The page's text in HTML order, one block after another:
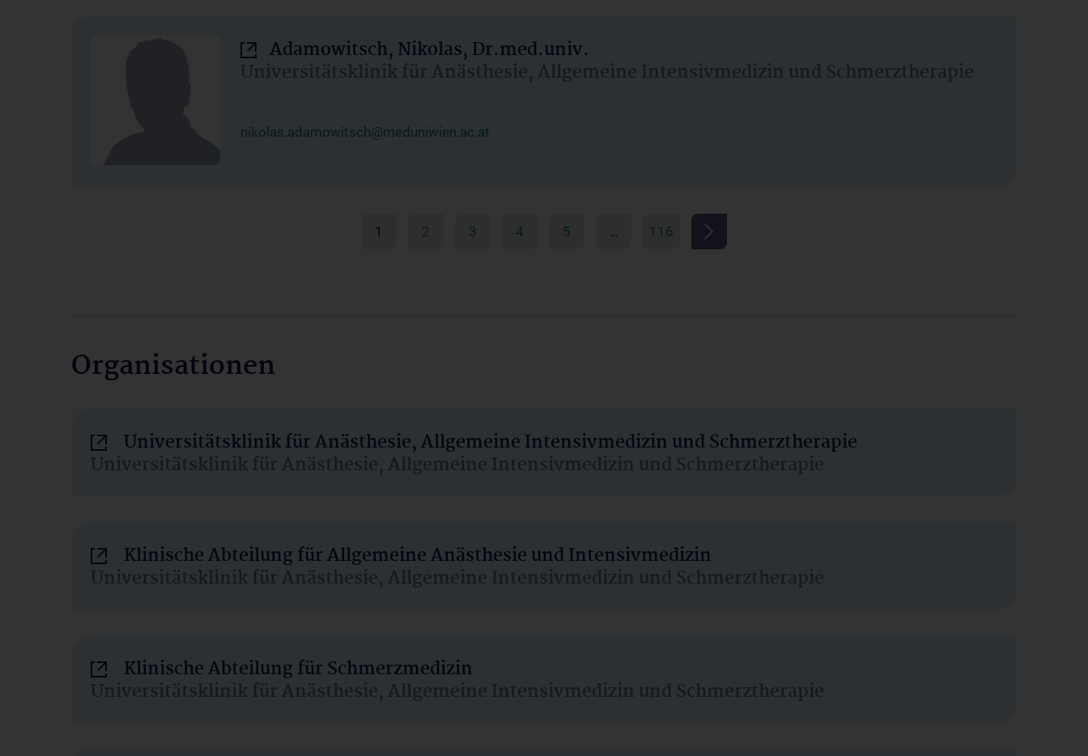
Adamowitsch, Nikolas, Dr.med.univ.
Universitätsklinik für Anästhesie, Allgemeine Intensivmedizin und Schmerztherapie
nikolas.adamowitsch@meduniwien.ac.at
1 2 3 4 5 … 116
Organisationen
Universitätsklinik für Anästhesie, Allgemeine Intensivmedizin und Schmerztherapie
Universitätsklinik für Anästhesie, Allgemeine Intensivmedizin und Schmerztherapie
Klinische Abteilung für Allgemeine Anästhesie und Intensivmedizin
Universitätsklinik für Anästhesie, Allgemeine Intensivmedizin und Schmerztherapie
Klinische Abteilung für Schmerzmedizin
Universitätsklinik für Anästhesie, Allgemeine Intensivmedizin und Schmerztherapie